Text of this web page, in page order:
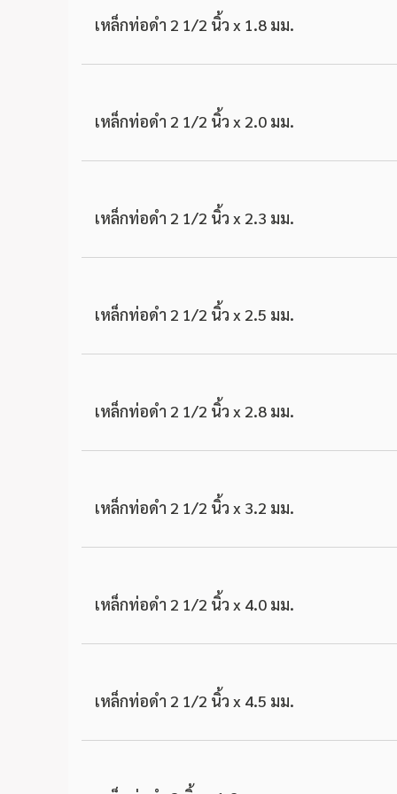
เหล็กท่อดำ 2 1/2 นิ้ว x 1.8 มม.
เหล็กท่อดำ 2 1/2 นิ้ว x 2.0 มม.
เหล็กท่อดำ 2 1/2 นิ้ว x 2.3 มม.
เหล็กท่อดำ 2 1/2 นิ้ว x 2.5 มม.
เหล็กท่อดำ 2 1/2 นิ้ว x 2.8 มม.
เหล็กท่อดำ 2 1/2 นิ้ว x 3.2 มม.
เหล็กท่อดำ 2 1/2 นิ้ว x 4.0 มม.
เหล็กท่อดำ 2 1/2 นิ้ว x 4.5 มม.